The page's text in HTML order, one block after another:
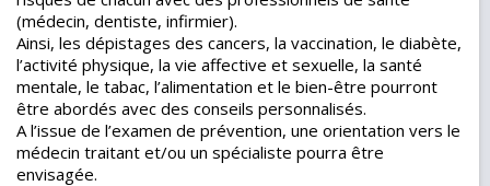
(médecin, dentiste, infirmier).
Ainsi, les dépistages des cancers, la vaccination, le diabète,
l’activité physique, la vie affective et sexuelle, la santé
mentale, le tabac, l’alimentation et le bien-être pourront
être abordés avec des conseils personnalisés.
A l’issue de l’examen de prévention, une orientation vers le
médecin traitant et/ou un spécialiste pourra être
envisagée.